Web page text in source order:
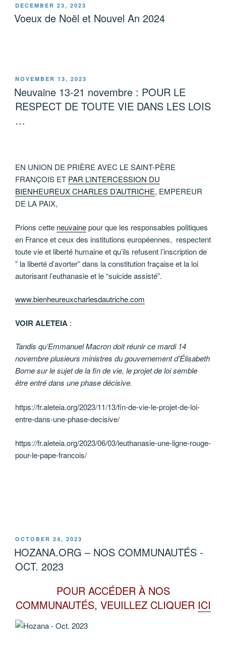
POSTED
ON
DECEMBER 23, 2023
Voeux de Noël et Nouvel An 2024
POSTED
ON
NOVEMBER 13, 2023
Neuvaine 13-21 novembre : POUR LE
RESPECT DE TOUTE VIE DANS LES LOIS
…
EN UNION DE PRIÈRE AVEC LE SAINT-PÈRE
FRANÇOIS ET PAR L’INTERCESSION DU
BIENHEUREUX CHARLES D’AUTRICHE, EMPEREUR
DE LA PAIX,
Prions cette neuvainepour que les responsables politiques
en France et ceux des institutions européennes, respectent
toute vie et liberté humaine et qu’ils refusent l’inscription de
” la liberté d’avorter” dans la constitution fraçaise et la loi
autorisant l’euthanasie et le “suicide assisté”.
www.bienheureuxcharlesdautriche.com
VOIR ALETEIA :
Tandis qu’Emmanuel Macron doit réunir ce mardi 14
novembre plusieurs ministres du gouvernement d’Élisabeth
Borne sur le sujet de la fin de vie, le projet de loi semble
être entré dans une phase décisive.
https://fr.aleteia.org/2023/11/13/fin-de-vie-le-projet-de-loi-
entre-dans-une-phase-decisive/
https://fr.aleteia.org/2023/06/03/leuthanasie-une-ligne-rouge-
pour-le-pape-francois/
POSTED
ON
OCTOBER 24, 2023
HOZANA.ORG – NOS COMMUNAUTÉS -
OCT. 2023
POUR ACCÉDER À NOS
COMMUNAUTÉS, VEUILLEZ CLIQUER ICI